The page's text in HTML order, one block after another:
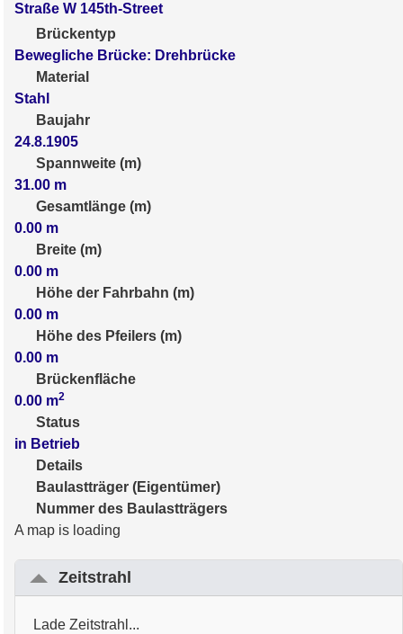
Straße W 145th-Street
Brückentyp
Bewegliche Brücke: Drehbrücke
Material
Stahl
Baujahr
24.8.1905
Spannweite (m)
31.00 m
Gesamtlänge (m)
0.00 m
Breite (m)
0.00 m
Höhe der Fahrbahn (m)
0.00 m
Höhe des Pfeilers (m)
0.00 m
Brückenfläche
0.00 m2
Status
in Betrieb
Details
Baulastträger (Eigentümer)
Nummer des Baulastträgers
A map is loading
Zeitstrahl
Lade Zeitstrahl...